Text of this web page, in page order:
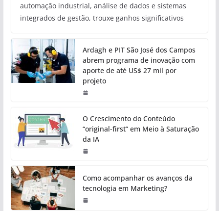
automação industrial, análise de dados e sistemas
integrados de gestão, trouxe ganhos significativos
Ardagh e PIT São José dos Campos
abrem programa de inovação com
aporte de até US$ 27 mil por
projeto
O Crescimento do Conteúdo
“original-first” em Meio à Saturação
da IA
Como acompanhar os avanços da
tecnologia em Marketing?